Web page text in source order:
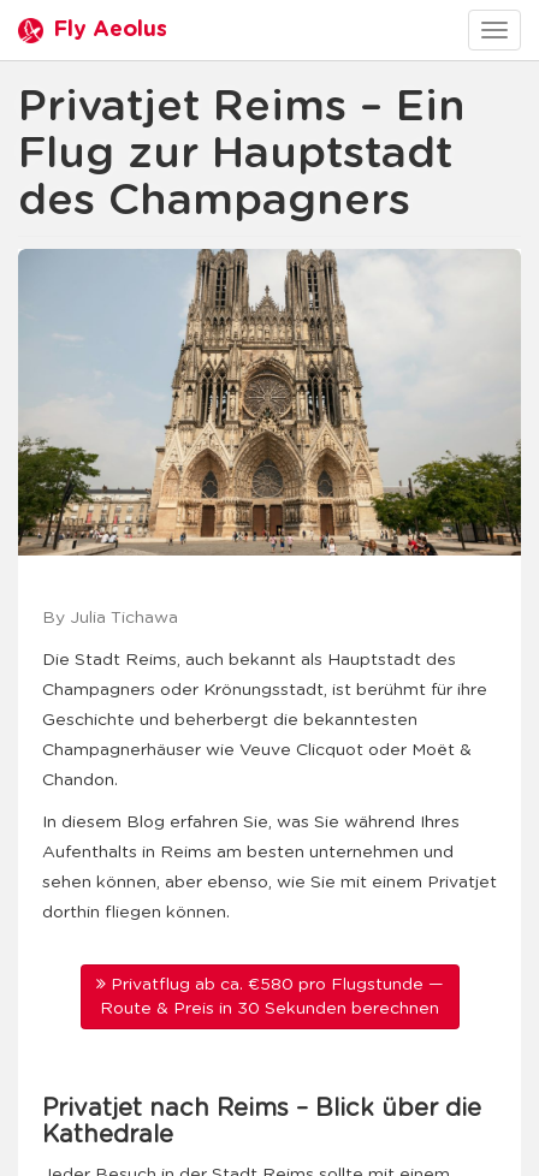
Fly Aeolus
Privatjet Reims – Ein
Flug zur Hauptstadt
des Champagners
By Julia Tichawa
Die Stadt Reims, auch bekannt als Hauptstadt des
Champagners oder Krönungsstadt, ist berühmt für ihre
Geschichte und beherbergt die bekanntesten
Champagnerhäuser wie Veuve Clicquot oder Moët &
Chandon.
In diesem Blog erfahren Sie, was Sie während Ihres
Aufenthalts in Reims am besten unternehmen und
sehen können, aber ebenso, wie Sie mit einem Privatjet
dorthin fliegen können.
Privatflug ab ca. €580 pro Flugstunde —
Route & Preis in 30 Sekunden berechnen
Privatjet nach Reims – Blick über die
Kathedrale